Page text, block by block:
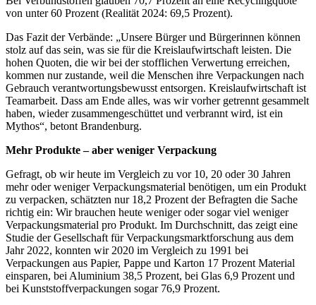
von unter 60 Prozent (Realität 2024: 69,5 Prozent).
Das Fazit der Verbände: „Unsere Bürger und Bürgerinnen können
stolz auf das sein, was sie für die Kreislaufwirtschaft leisten. Die
hohen Quoten, die wir bei der stofflichen Verwertung erreichen,
kommen nur zustande, weil die Menschen ihre Verpackungen nach
Gebrauch verantwortungsbewusst entsorgen. Kreislaufwirtschaft ist
Teamarbeit. Dass am Ende alles, was wir vorher getrennt gesammelt
haben, wieder zusammengeschüttet und verbrannt wird, ist ein
Mythos“, betont Brandenburg.
Mehr Produkte – aber weniger Verpackung
Gefragt, ob wir heute im Vergleich zu vor 10, 20 oder 30 Jahren
mehr oder weniger Verpackungsmaterial benötigen, um ein Produkt
zu verpacken, schätzten nur 18,2 Prozent der Befragten die Sache
richtig ein: Wir brauchen heute weniger oder sogar viel weniger
Verpackungsmaterial pro Produkt. Im Durchschnitt, das zeigt eine
Studie der Gesellschaft für Verpackungsmarktforschung aus dem
Jahr 2022, konnten wir 2020 im Vergleich zu 1991 bei
Verpackungen aus Papier, Pappe und Karton 17 Prozent Material
einsparen, bei Aluminium 38,5 Prozent, bei Glas 6,9 Prozent und
bei Kunststoffverpackungen sogar 76,9 Prozent.